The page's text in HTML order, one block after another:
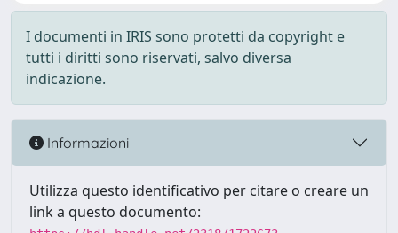
I documenti in IRIS sono protetti da copyright e
tutti i diritti sono riservati, salvo diversa
indicazione.
Informazioni
Utilizza questo identificativo per citare o creare un
link a questo documento: